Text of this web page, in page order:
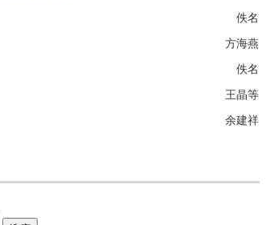
佚名
方海燕
佚名
王晶等
余建祥